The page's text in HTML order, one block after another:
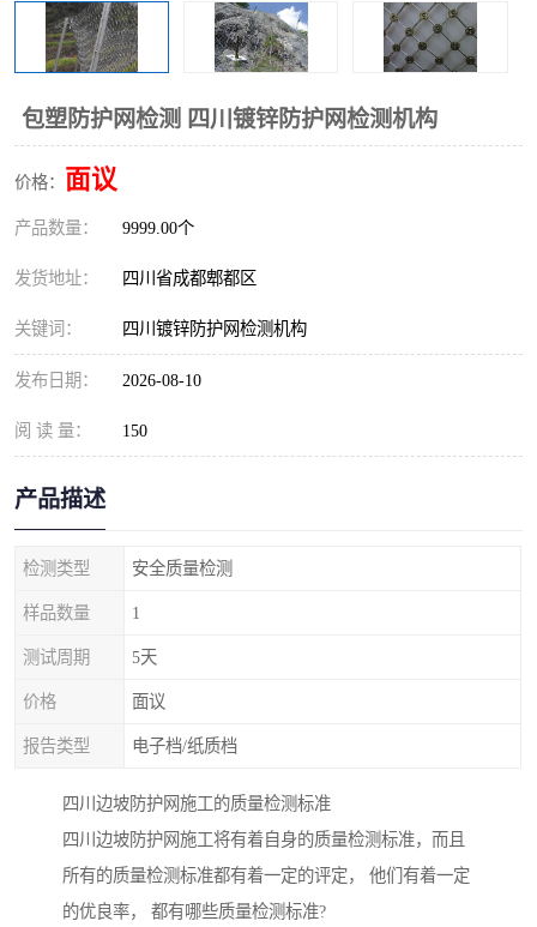
包塑防护网检测 四川镀锌防护网检测机构
价格： 面议
产品数量： 9999.00个
发货地址： 四川省成都郫都区
关键词： 四川镀锌防护网检测机构
发布日期： 2026-08-10
阅 读 量： 150
产品描述
检测类型 安全质量检测
样品数量 1
测试周期 5天
价格 面议
报告类型 电子档/纸质档
四川边坡防护网施工的质量检测标准
四川边坡防护网施工将有着自身的质量检测标准，而且
所有的质量检测标准都有着一定的评定， 他们有着一定
的优良率， 都有哪些质量检测标准?